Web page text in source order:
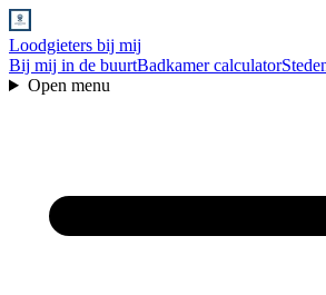
Loodgieters bij mij
Bij mij in de buurtBadkamer calculator
Open menu